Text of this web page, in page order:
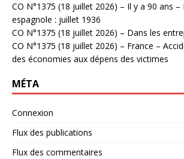
CO N°1375 (18 juillet 2026) – Il y a 90 ans –
espagnole : juillet 1936
CO N°1375 (18 juillet 2026) – Dans les
CO N°1375 (18 juillet 2026) – France –
des économies aux dépens des victimes
MÉTA
Connexion
Flux des publications
Flux des commentaires